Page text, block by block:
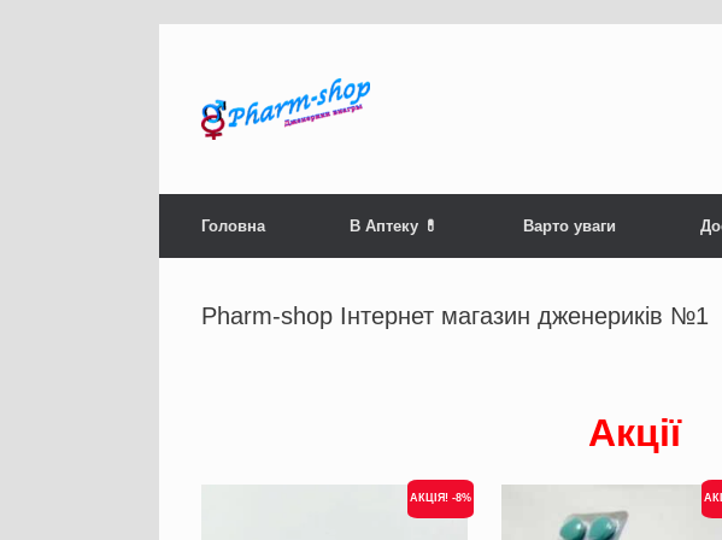
Головна В Аптеку 💊 Варто уваги
Pharm-shop Інтернет магазин дженериків №1
Акції
АКЦІЯ! -8%